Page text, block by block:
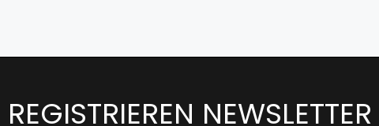
REGISTRIEREN NEWSLETTER